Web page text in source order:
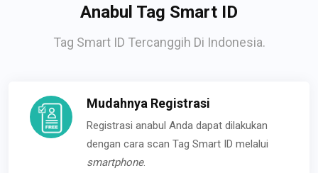
Anabul Tag Smart ID
Tag Smart ID Tercanggih Di Indonesia.
Mudahnya Registrasi
Registrasi anabul Anda dapat dilakukan
dengan cara scan Tag Smart ID melalui
smartphone.